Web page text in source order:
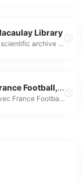
Library
A scientific archive for research, education, and conservation, powered by you
France Football, toute l’actualité du football et du Ballon d’Or
Avec France Football, suivez toute l'actualité football et du Ballon d'Or (news, nommés, palmarès, ...)